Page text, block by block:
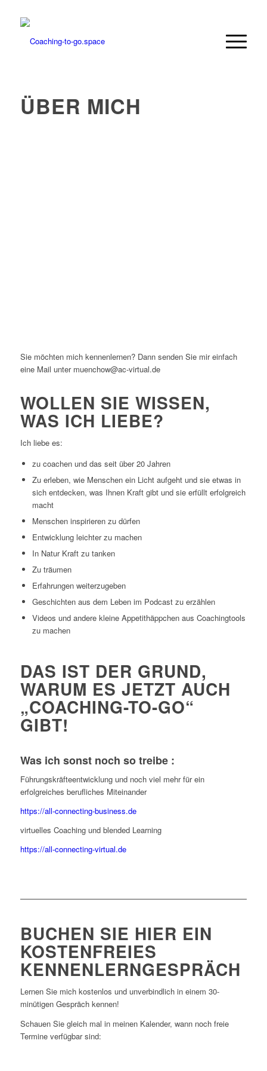
ÜBER MICH
Sie möchten mich kennenlernen? Dann senden Sie mir einfach
eine Mail unter muenchow@ac-virtual.de
WOLLEN SIE WISSEN,
WAS ICH LIEBE?
Ich liebe es:
zu coachen und das seit über 20 Jahren
Zu erleben, wie Menschen ein Licht aufgeht und sie etwas in
sich entdecken, was Ihnen Kraft gibt und sie erfüllt erfolgreich
macht
Menschen inspirieren zu dürfen
Entwicklung leichter zu machen
In Natur Kraft zu tanken
Zu träumen
Erfahrungen weiterzugeben
Geschichten aus dem Leben im Podcast zu erzählen
Videos und andere kleine Appetithäppchen aus Coachingtools
zu machen
DAS IST DER GRUND,
WARUM ES JETZT AUCH
„COACHING-TO-GO“
GIBT!
Was ich sonst noch so treibe :
Führungskräfteentwicklung und noch viel mehr für ein
erfolgreiches berufliches Miteinander
https://all-connecting-business.de
virtuelles Coaching und blended Learning
https://all-connecting-virtual.de
BUCHEN SIE HIER EIN
KOSTENFREIES
KENNENLERNGESPRÄCH
Lernen Sie mich kostenlos und unverbindlich in einem 30-
minütigen Gespräch kennen!
Schauen Sie gleich mal in meinen Kalender, wann noch freie
Termine verfügbar sind: